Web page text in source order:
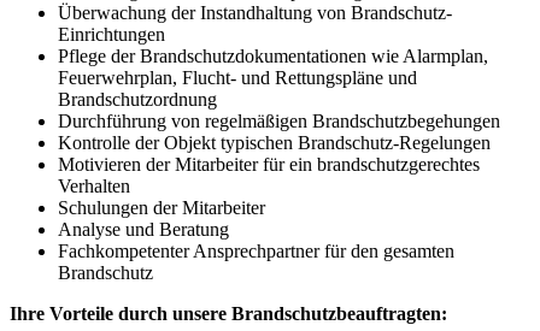
Überwachung der Instandhaltung von Brandschutz-
Einrichtungen
Pflege der Brandschutzdokumentationen wie Alarmplan,
Feuerwehrplan, Flucht- und Rettungspläne und
Brandschutzordnung
Durchführung von regelmäßigen Brandschutzbegehungen
Kontrolle der Objekt typischen Brandschutz-Regelungen
Motivieren der Mitarbeiter für ein brandschutzgerechtes
Verhalten
Schulungen der Mitarbeiter
Analyse und Beratung
Fachkompetenter Ansprechpartner für den gesamten
Brandschutz
Ihre Vorteile durch unsere Brandschutzbeauftragten: